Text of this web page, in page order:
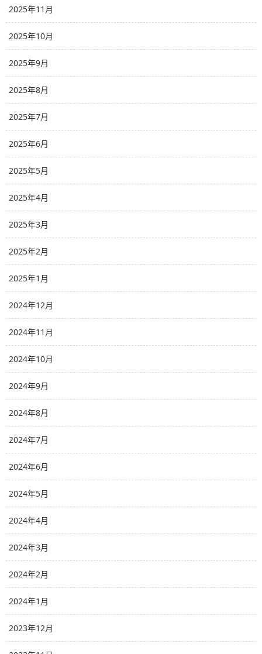
2025年11月
2025年10月
2025年9月
2025年8月
2025年7月
2025年6月
2025年5月
2025年4月
2025年3月
2025年2月
2025年1月
2024年12月
2024年11月
2024年10月
2024年9月
2024年8月
2024年7月
2024年6月
2024年5月
2024年4月
2024年3月
2024年2月
2024年1月
2023年12月